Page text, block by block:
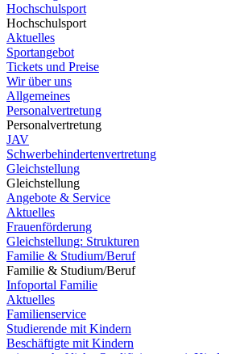
Hochschulsport
Hochschulsport
Aktuelles
Sportangebot
Tickets und Preise
Wir über uns
Allgemeines
Personalvertretung
Personalvertretung
JAV
Schwerbehindertenvertretung
Gleichstellung
Gleichstellung
Angebote & Service
Aktuelles
Frauenförderung
Gleichstellung: Strukturen
Familie & Studium/Beruf
Familie & Studium/Beruf
Infoportal Familie
Aktuelles
Familienservice
Studierende mit Kindern
Beschäftigte mit Kindern